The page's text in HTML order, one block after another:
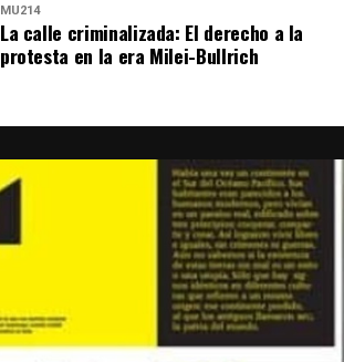
MU214
La calle criminalizada: El derecho a la
protesta en la era Milei-Bullrich